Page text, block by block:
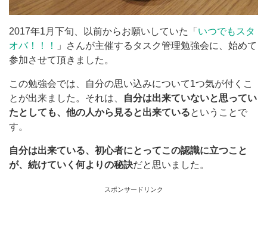
2017年1月下旬、以前からお願いしていた「 いつでもスタ
オバ！！！
」さんが主催するタスク管理勉強会に、始めて
参加させて頂きました。
この勉強会では、自分の思い込みについて1つ気が付くこ
とが出来ました。それは、
自分は出来ていないと思ってい
たとしても、他の人から見ると出来ているということで
す。
自分は出来ている、初心者にとってこの認識に立つこと
が、続けていく何よりの秘訣だと思いました。
スポンサードリンク